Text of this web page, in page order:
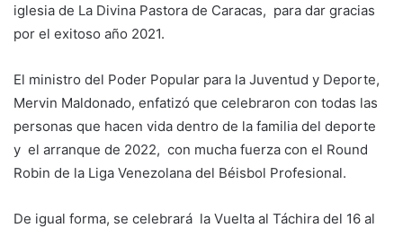
iglesia de La Divina Pastora de Caracas, para dar gracias
por el exitoso año 2021.
El ministro del Poder Popular para la Juventud y Deporte,
Mervin Maldonado, enfatizó que celebraron con todas las
personas que hacen vida dentro de la familia del deporte
y el arranque de 2022, con mucha fuerza con el Round
Robin de la Liga Venezolana del Béisbol Profesional.
De igual forma, se celebrará la Vuelta al Táchira del 16 al